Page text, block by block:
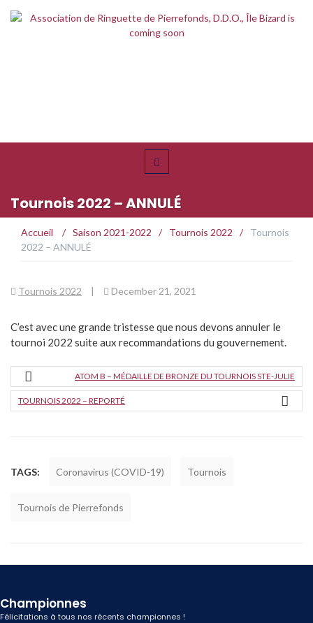
Tournois 2022 – ANNULÉ
Accueil / Saison 2021-2022 / Tournois 2022 /
Tournois
2022 – ANNULÉ
Tournois 2022 | December 21, 2021
C’est avec une grande tristesse que nous devons annuler le
tournoi 2022 suite aux recommandations du gouvernement.
ATOM B – MÉDAILLE DE BRONZE DU TOURNOIS STE-JULIE
TOURNOIS 2022 – REPORTÉ
TAGS: Coronavirus (COVID-19) Tournois
Tournois de Pierrefonds
Championnes
Félicitations à tous nos récents championnes !